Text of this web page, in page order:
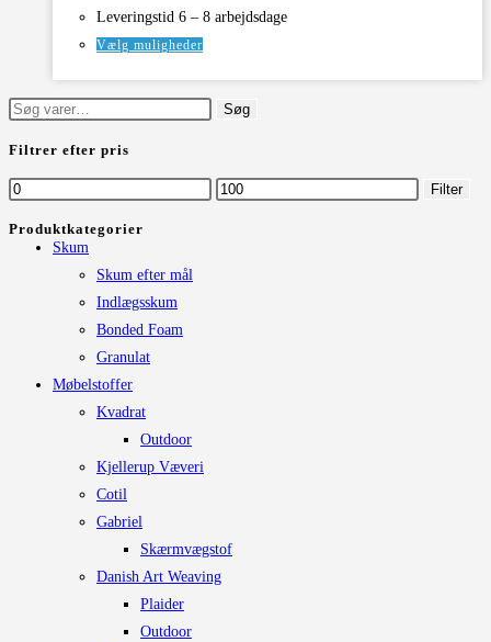
100 kr.
Leveringstid 6 – 8 arbejdsdage
Vælg muligheder
har
flere
Mulighederne
Søg
Søg
Filtrer efter pris
Mindste
Højeste
Filter
Produktkategorier
Skum
Skum efter mål
Indlægsskum
Bonded Foam
Granulat
Møbelstoffer
Kvadrat
Outdoor
Kjellerup Væveri
Cotil
Gabriel
Skærmvægstof
Danish Art Weaving
Plaider
Outdoor